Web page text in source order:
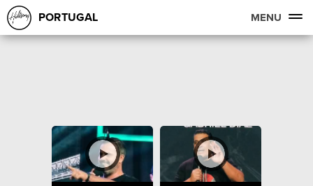
PORTUGAL MENU